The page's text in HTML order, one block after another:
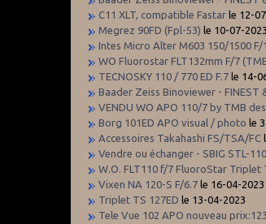
C11 XLT, compatible Fastar le 12-
Megrez 90FD (Fpl-53) le 10-07-2023
Intes Micro Alter M603 150/1500 F/
WO Fluorostar FLT132mm F/7
TECNOSKY 110 / 770 ED F.7 le 14-
Baader Zeiss Binoviewer - FINEST
VENDU WO APO 110/7 by TMB
Borg 101ED APO visual / photo le
Accessoires Takahashi FS/TSA/FC
Vendre ou échanger - SBIG STL-
W.O. FLT110 f/7 FluoroStar Triplet
Vixen NA 120-S F/6.7 le 16-04-2023
Triplet TS 127ED le 13-04-2023
Tele Vue 102 APO nouveau